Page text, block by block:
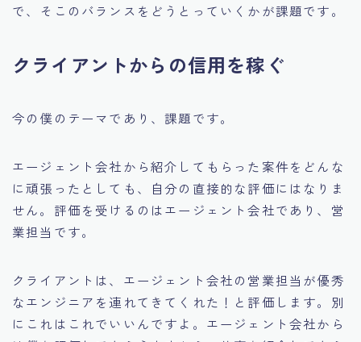
で、そこのバランスをどうとっていくかが課題です。
クライアントからの信用を稼ぐ
今の僕のテーマであり、課題です。
エージェント会社から紹介してもらった案件をどんな
に頑張ったとしても、自分の直接的な評価にはなりま
せん。評価を受けるのはエージェント会社であり、営
業担当です。
クライアントは、エージェント会社の営業担当が優秀
なエンジニアを連れてきてくれた！と評価します。別
にこれはこれでいいんですよ。エージェント会社から